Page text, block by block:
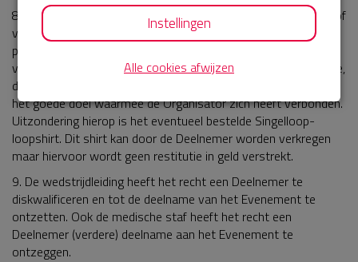
8. Indien het Evenement door uitzonderlijke omstandigheden of
vanwege overmacht niet kan doorgaan, vindt geen restitutie
plaats van het inschrijfgeld. Onder inschrijfgeld wordt mede
verstaan eventuele extra’s, zoals het graveren van de medaille,
de sms dienst en een eventuele vrijwillige extra donatie aan
het goede doel waarmee de Organisator zich heeft verbonden.
Uitzondering hierop is het eventueel bestelde Singelloop-
loopshirt. Dit shirt kan door de Deelnemer worden verkregen
maar hiervoor wordt geen restitutie in geld verstrekt.
9. De wedstrijdleiding heeft het recht een Deelnemer te
diskwalificeren en tot de deelname van het Evenement te
ontzetten. Ook de medische staf heeft het recht een
Deelnemer (verdere) deelname aan het Evenement te
ontzeggen.
Instellingen
Alle cookies afwijzen